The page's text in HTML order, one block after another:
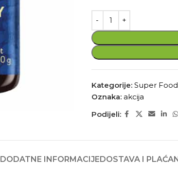
Kategorije: Super Food
Oznaka: akcija
Podijeli:
DODATNE INFORMACIJEDOSTAVA I